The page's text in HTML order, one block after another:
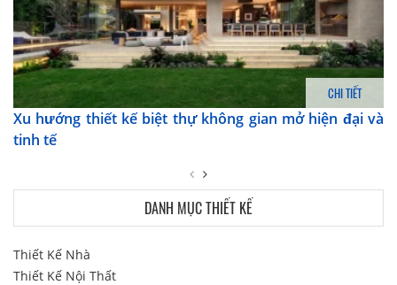
CHI TIẾT
Xu hướng thiết kế biệt thự không gian mở hiện đại và
tinh tế
DANH MỤC THIẾT KẾ
Thiết Kế Nhà
Thiết Kế Nội Thất